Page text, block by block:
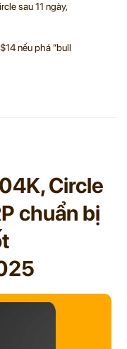
sau 11 ngày,
nếu phá “bull
Circle
chuẩn bị